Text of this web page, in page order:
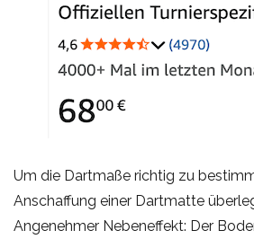
Um die Dartmaße richtig zu
Anschaffung einer Dartmatte
Angenehmer Nebeneffekt: Der